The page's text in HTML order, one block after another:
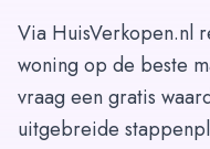
Via HuisVerkopen.nl
woning op de beste
vraag een gratis
uitgebreide